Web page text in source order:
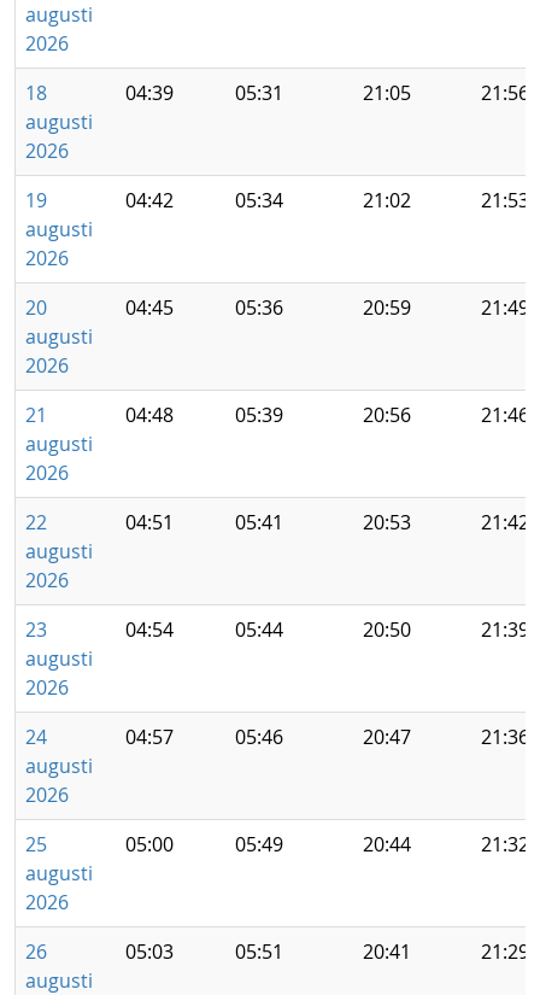
augusti
2026
18
augusti
2026
04:39 05:31 21:05 21:56
19
augusti
2026
04:42 05:34 21:02 21:53
20
augusti
2026
04:45 05:36 20:59 21:49
21
augusti
2026
04:48 05:39 20:56 21:46
22
augusti
2026
04:51 05:41 20:53 21:42
23
augusti
2026
04:54 05:44 20:50 21:39
24
augusti
2026
04:57 05:46 20:47 21:36
25
augusti
2026
05:00 05:49 20:44 21:32
26
augusti
05:03 05:51 20:41 21:29